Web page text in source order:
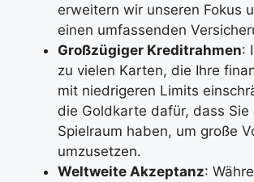
erweitern wir unseren Fokus
einen umfassenden
Großzügiger Kreditrahmen:
zu vielen Karten, die Ihre
mit niedrigeren Limits
die Goldkarte dafür, dass Sie
Spielraum haben, um große
umzusetzen.
Weltweite Akzeptanz: